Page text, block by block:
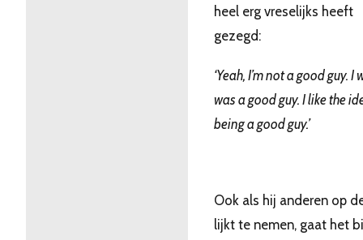
heel erg vreselijks heeft
gezegd:
‘Yeah, I’m not a good guy. I
was a good guy. I like the
being a good guy.’
Ook als hij anderen op
lijkt te nemen, gaat het